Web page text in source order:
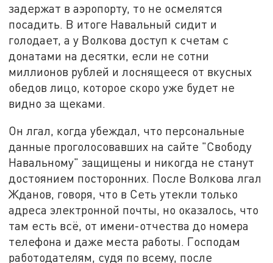
задержат в аэропорту, то не осмелятся
посадить. В итоге Навальный сидит и
голодает, а у Волкова доступ к счетам с
донатами на десятки, если не сотни
миллионов рублей и лоснящееся от вкусных
обедов лицо, которое скоро уже будет не
видно за щеками.
Он лгал, когда убеждал, что персональные
данные проголосовавших на сайте "Свободу
Навальному" защищены и никогда не станут
достоянием посторонних. После Волкова лгал
Жданов, говоря, что в Сеть утекли только
адреса электронной почты, но оказалось, что
там есть всё, от имени-отчества до номера
телефона и даже места работы. Господам
работодателям, судя по всему, после